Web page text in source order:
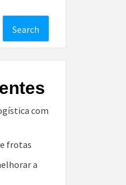
Search
com
frotas
a